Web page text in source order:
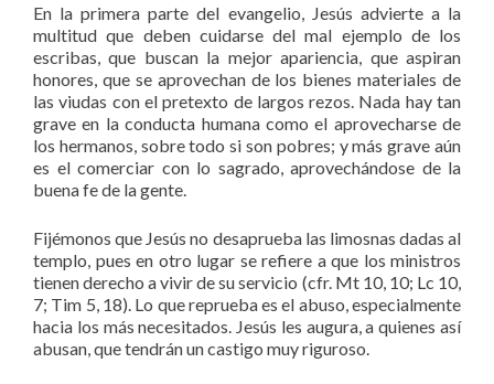
En la primera parte del evangelio, Jesús advierte a la
multitud que deben cuidarse del mal ejemplo de los
escribas, que buscan la mejor apariencia, que aspiran
honores, que se aprovechan de los bienes materiales de
las viudas con el pretexto de largos rezos. Nada hay tan
grave en la conducta humana como el aprovecharse de
los hermanos, sobre todo si son pobres; y más grave aún
es el comerciar con lo sagrado, aprovechándose de la
buena fe de la gente.
Fijémonos que Jesús no desaprueba las limosnas dadas al
templo, pues en otro lugar se refiere a que los ministros
tienen derecho a vivir de su servicio (cfr. Mt 10, 10; Lc 10,
7; Tim 5, 18). Lo que reprueba es el abuso, especialmente
hacia los más necesitados. Jesús les augura, a quienes así
abusan, que tendrán un castigo muy riguroso.